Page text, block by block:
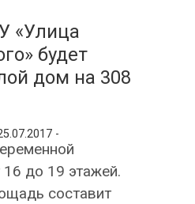
и
другие связанные со стройкой
«Улица
будет
дом на 308
-
до 19 этажей.
составит